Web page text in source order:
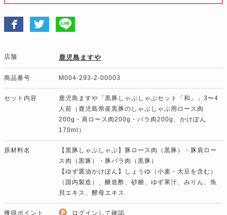
店舗 鹿児島ますや
商品番号 M004-293-2-00003
セット内容
鹿児島ますや「黒豚しゃぶしゃぶセット「和」」3〜4
人前（鹿児島県産黒豚のしゃぶしゃぶ用ロース肉
200g・肩ロース肉200g・バラ肉200g、かけぽん
170ml）
原材料名
【黒豚しゃぶしゃぶ】豚ロース肉（黒豚）・豚肩ロー
ス肉（黒豚）・豚バラ肉（黒豚）
【ゆず醤油かけぽん】しょうゆ（小麦・大豆を含む）
（国内製造）、醸造酢、砂糖、ゆず果汁、みりん、魚
貝エキス、酵母エキス
獲得ポイント ログインして確認